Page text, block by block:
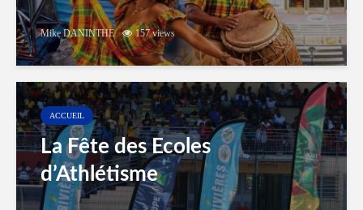
Mike DANINTHE 157 views
ACCUEIL
La Fête des Ecoles
d’Athlétisme